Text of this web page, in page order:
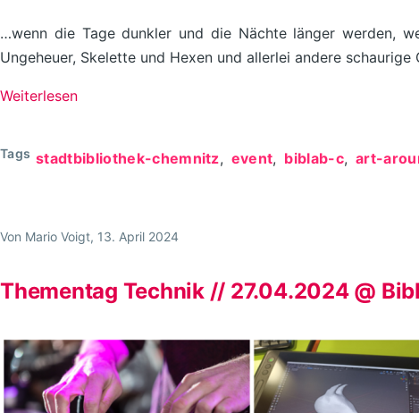
…wenn die Tage dunkler und die Nächte länger werden,
Ungeheuer, Skelette und Hexen und allerlei andere
Weiterlesen
BibLab
Tags stadtbibliothek-chemnitz event biblab-c art-
Von Mario Voigt, 13. April 2024
Thementag Technik // 27.04.2024 @